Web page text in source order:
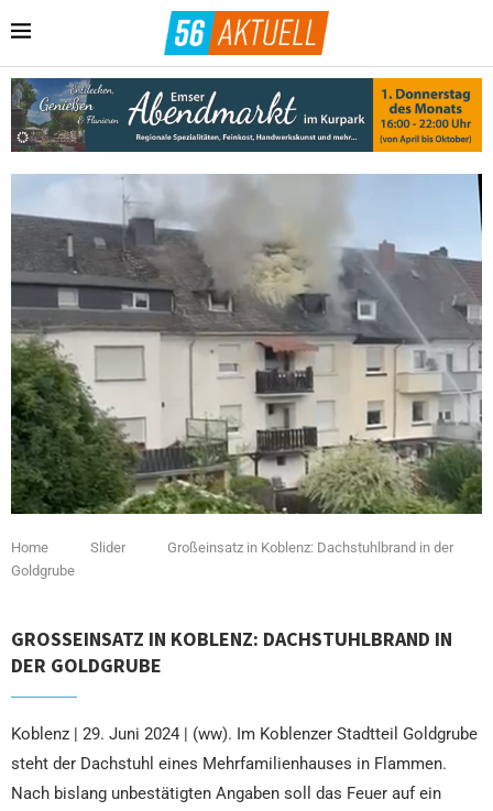
Home Slider
Großeinsatz in Koblenz: Dachstuhlbrand in der
Goldgrube
GROSSEINSATZ IN KOBLENZ: DACHSTUHLBRAND IN D
ER GOLDGRUBE
Koblenz | 29. Juni 2024 | (ww). Im Koblenzer Stadtteil Goldgrube
steht der Dachstuhl eines Mehrfamilienhauses in Flammen.
Nach bislang unbestätigten Angaben soll das Feuer auf ein